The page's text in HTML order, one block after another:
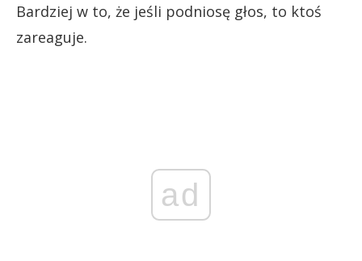
Bardziej w to, że jeśli podniosę głos, to ktoś
zareaguje.
ad